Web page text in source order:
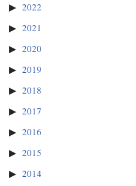
2022
2021
2020
2019
2018
2017
2016
2015
2014